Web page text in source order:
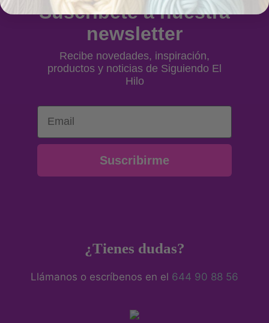
Suscríbete a nuestra
newsletter
Recibe novedades, inspiración,
productos y noticias de Siguiendo El
Hilo
Email
Suscribirme
¿Tienes dudas?
Llámanos o escríbenos en el 644 90 88 56